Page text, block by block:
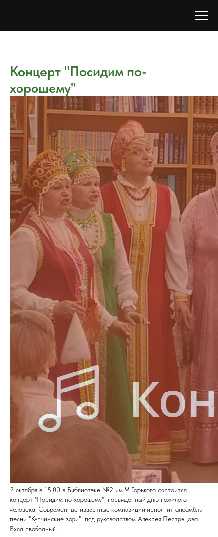
Концерт "Посидим по-
хорошему"
2 октября в 15.00 в Библиотеке №2 им.М.Горького состоится
концерт "Посидим по-хорошему", посвященный дню пожилого
человека. Современные известные композиции исполнит ансамбль
песни "Купчинские зори", под руководством Алексея Пестрецова.
Вход свободный.